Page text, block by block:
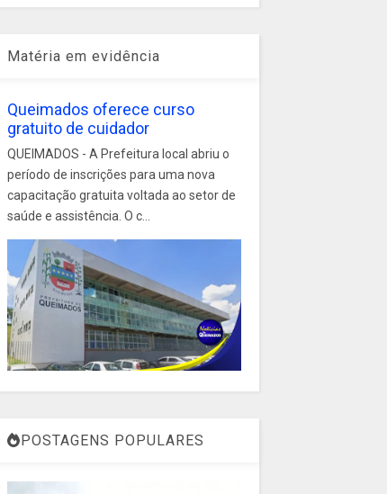
Matéria em evidência
Queimados oferece curso
gratuito de cuidador
QUEIMADOS - A Prefeitura local abriu o
período de inscrições para uma nova
capacitação gratuita voltada ao setor de
saúde e assistência. O c...
POSTAGENS POPULARES